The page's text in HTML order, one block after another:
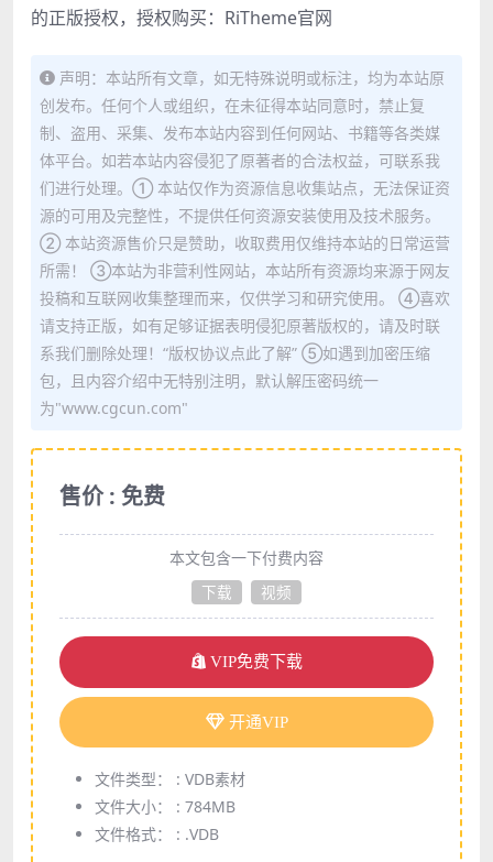
的正版授权，授权购买： RiTheme官网
声明：本站所有文章，如无特殊说明或标注，均为本站原
创发布。任何个人或组织，在未征得本站同意时，禁止复
制、盗用、采集、发布本站内容到任何网站、书籍等各类媒
体平台。如若本站内容侵犯了原著者的合法权益，可联系我
们进行处理。① 本站仅作为资源信息收集站点，无法保证资
源的可用及完整性，不提供任何资源安装使用及技术服务。
② 本站资源售价只是赞助，收取费用仅维持本站的日常运营
所需！ ③本站为非营利性网站，本站所有资源均来源于网友
投稿和互联网收集整理而来，仅供学习和研究使用。 ④喜欢
请支持正版，如有足够证据表明侵犯原著版权的，请及时联
系我们删除处理！“版权协议点此了解” ⑤如遇到加密压缩
包，且内容介绍中无特别注明，默认解压密码统一
为"www.cgcun.com"
售价 : 免费
本文包含一下付费内容
下载
视频
VIP免费下载
开通VIP
文件类型： : VDB素材
文件大小： : 784MB
文件格式： : .VDB